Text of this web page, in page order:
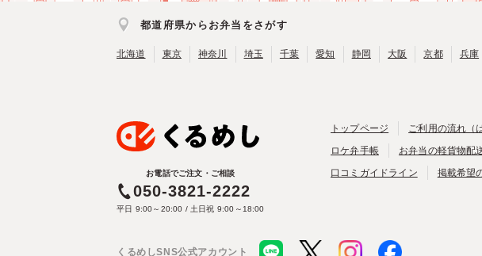
都道府県からお弁当をさがす
北海道 東京 神奈川 埼玉 千葉 愛知 静岡 大阪 京都 兵庫
お電話でご注文・ご相談
050-3821-2222
平日 9:00～20:00 / 土日祝 9:00～18:00
トップページ ご利用の流れ（
ロケ弁手帳
お弁当の軽貨物配
口コミガイドライン
掲載希望
くるめしSNS公式アカウント